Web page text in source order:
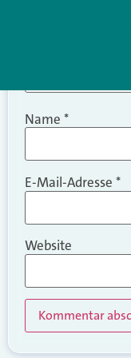
Name *
E-Mail-Adresse *
Website
Alternative: